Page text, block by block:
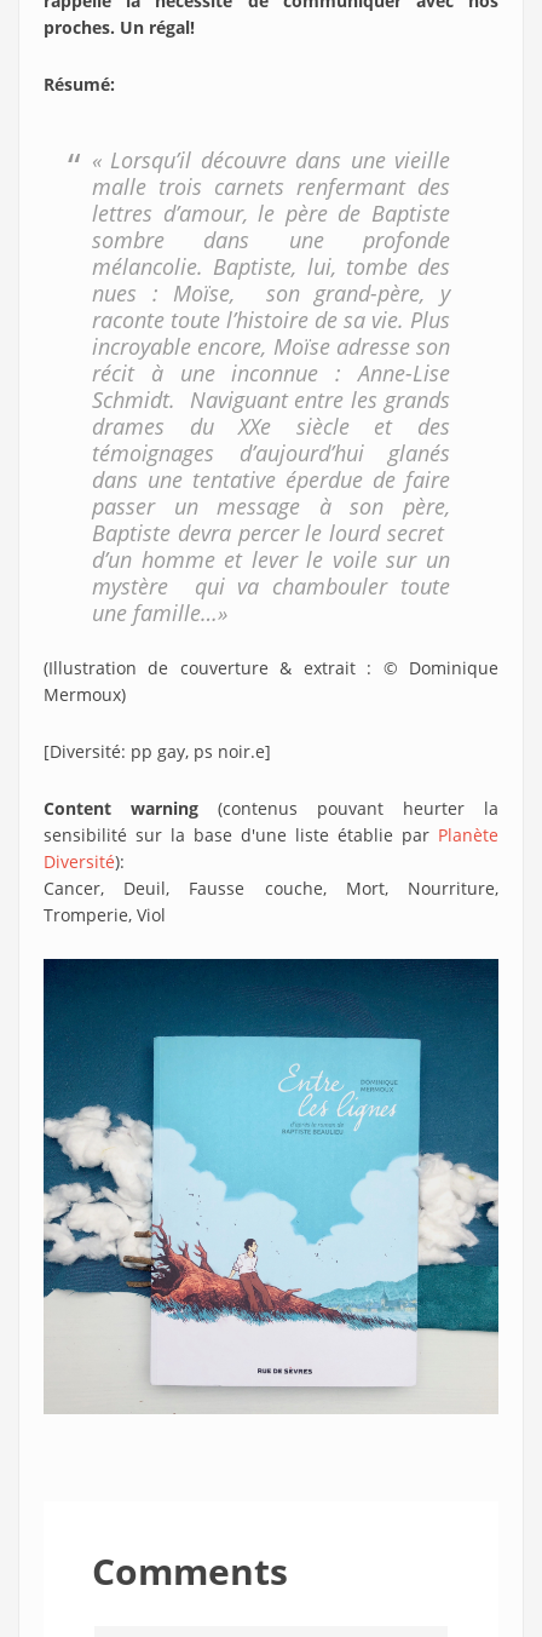
proches. Un régal!
Résumé:
« Lorsqu’il découvre dans une vieille
malle trois carnets renfermant des
lettres d’amour, le père de Baptiste
sombre dans une profonde
mélancolie. Baptiste, lui, tombe des
nues : Moïse, son grand-père, y
raconte toute l’histoire de sa vie. Plus
incroyable encore, Moïse adresse son
récit à une inconnue : Anne-Lise
Schmidt. Naviguant entre les grands
drames du XXe siècle et des
témoignages d’aujourd’hui glanés
dans une tentative éperdue de faire
passer un message à son père,
Baptiste devra percer le lourd secret
d’un homme et lever le voile sur un
mystère qui va chambouler toute
une famille…»
(Illustration de couverture & extrait : © Dominique
Mermoux)
[Diversité: pp gay, ps noir.e]
Content warning (contenus pouvant heurter la
sensibilité sur la base d'une liste établie par Planète
Diversité):
Cancer, Deuil, Fausse couche, Mort, Nourriture,
Tromperie, Viol
Comments